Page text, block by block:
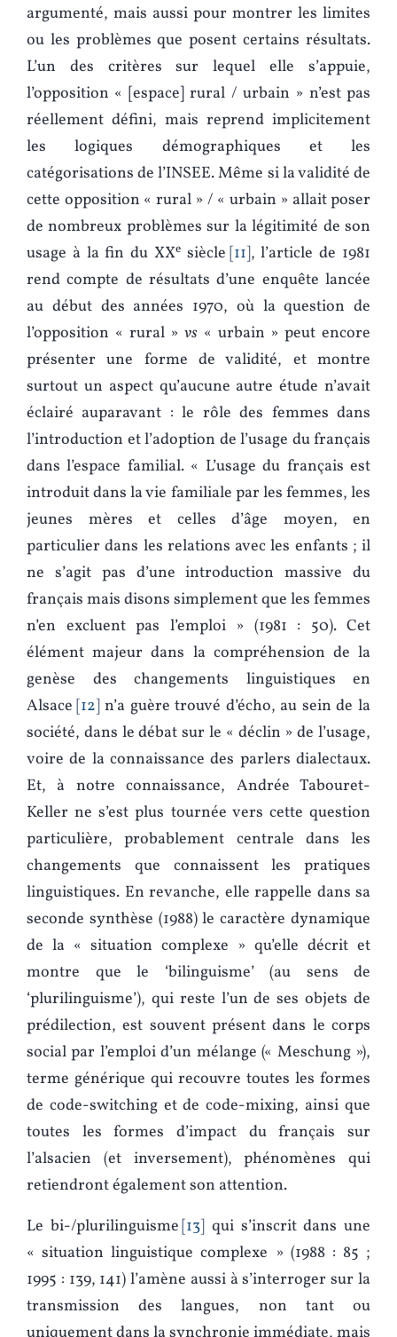
argumenté, mais aussi pour montrer les limites
ou les problèmes que posent certains résultats.
L’un des critères sur lequel elle s’appuie,
l’opposition « [espace] rural / urbain » n’est pas
réellement défini, mais reprend implicitement
les logiques démographiques et les
catégorisations de l’INSEE. Même si la validité de
cette opposition « rural » / « urbain » allait poser
de nombreux problèmes sur la légitimité de son
usage à la fin du XXe siècle 11 , l’article de 1981
rend compte de résultats d’une enquête lancée
au début des années 1970, où la question de
l’opposition « rural »vs « urbain » peut encore
présenter une forme de validité, et montre
surtout un aspect qu’aucune autre étude n’avait
éclairé auparavant : le rôle des femmes dans
l’introduction et l’adoption de l’usage du français
dans l’espace familial. « L’usage du français est
introduit dans la vie familiale par les femmes, les
jeunes mères et celles d’âge moyen, en
particulier dans les relations avec les enfants ; il
ne s’agit pas d’une introduction massive du
français mais disons simplement que les femmes
n’en excluent pas l’emploi » (1981 : 50). Cet
élément majeur dans la compréhension de la
genèse des changements linguistiques en
Alsace 12 n’a guère trouvé d’écho, au sein de la
société, dans le débat sur le « déclin » de l’usage,
voire de la connaissance des parlers dialectaux.
Et, à notre connaissance, Andrée Tabouret-
Keller ne s’est plus tournée vers cette question
particulière, probablement centrale dans les
changements que connaissent les pratiques
linguistiques. En revanche, elle rappelle dans sa
seconde synthèse (1988) le caractère dynamique
de la « situation complexe » qu’elle décrit et
montre que le ‘bilinguisme’ (au sens de
‘plurilinguisme’), qui reste l’un de ses objets de
prédilection, est souvent présent dans le corps
social par l’emploi d’un mélange (« Meschung »),
terme générique qui recouvre toutes les formes
de code-switching et de code-mixing, ainsi que
toutes les formes d’impact du français sur
l’alsacien (et inversement), phénomènes qui
retiendront également son attention.
Le bi-/plurilinguisme 13 qui s’inscrit dans une
« situation linguistique complexe » (1988 : 85 ;
1995 : 139, 141) l’amène aussi à s’interroger sur la
transmission des langues, non tant ou